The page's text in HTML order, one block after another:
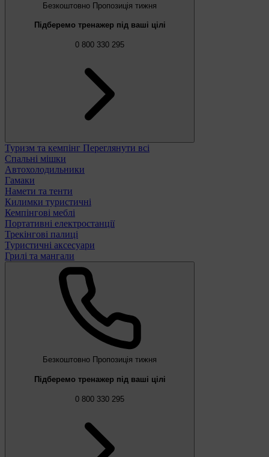
Безкоштовно Пропозиція тижня
Підберемо тренажер під ваші цілі
0 800 330 295
Туризм та кемпінг Переглянути всі
Спальні мішки
Автохолодильники
Гамаки
Намети та тенти
Килимки туристичні
Кемпінгові меблі
Портативні електростанції
Трекінгові палиці
Туристичні аксесуари
Грилі та мангали
Безкоштовно Пропозиція тижня
Підберемо тренажер під ваші цілі
0 800 330 295